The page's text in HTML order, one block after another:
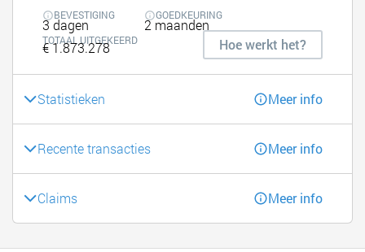
BEVESTIGING
3 dagen
GOEDKEURING
2 maanden
TOTAAL UITGEKEERD
€ 1.873.278 Hoe werkt het?
Statistieken Meer info
Recente transacties Meer info
Claims Meer info